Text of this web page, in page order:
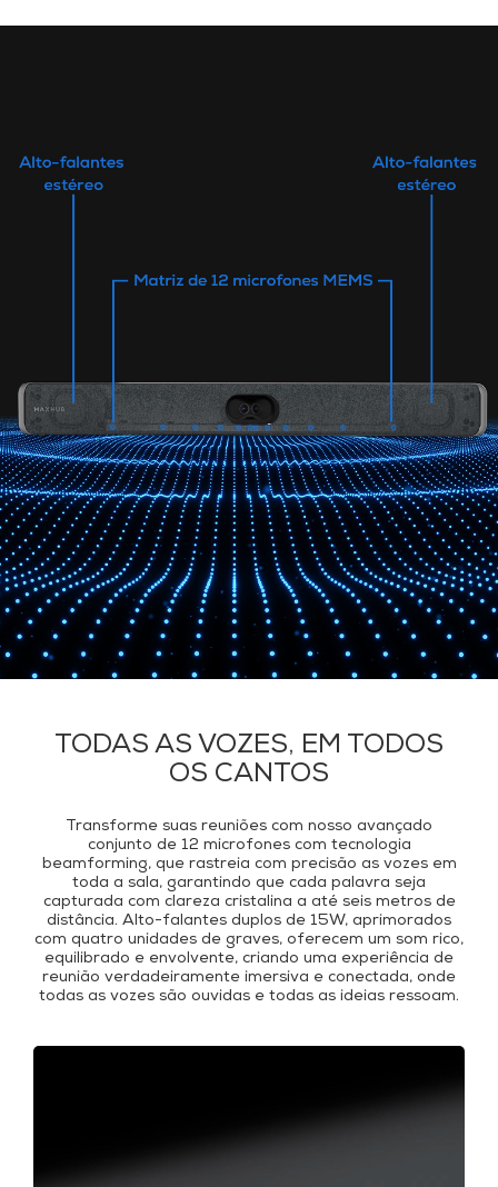
TODAS AS VOZES, EM TODOS
OS CANTOS
Transforme suas reuniões com nosso avançado
conjunto de 12 microfones com tecnologia
beamforming, que rastreia com precisão as vozes em
toda a sala, garantindo que cada palavra seja
capturada com clareza cristalina a até seis metros de
distância. Alto-falantes duplos de 15W, aprimorados
com quatro unidades de graves, oferecem um som rico,
equilibrado e envolvente, criando uma experiência de
reunião verdadeiramente imersiva e conectada, onde
todas as vozes são ouvidas e todas as ideias ressoam.